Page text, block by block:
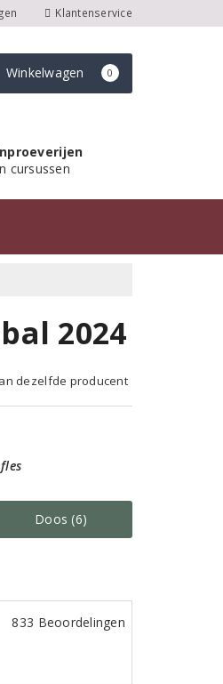
Klantenservice
Winkelwagen 0
cursussen
2024
dezelfde producent
Doos (6)
833 Beoordelingen